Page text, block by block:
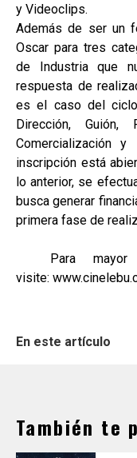
y Videoclips.
Además de ser un
Oscar para tres
de Industria que
respuesta de
es el caso del ciclo
Dirección, Guión,
Comercialización
inscripción está
lo anterior, se
busca generar
primera fase de
Para mayor
visite:
En este artículo
También te